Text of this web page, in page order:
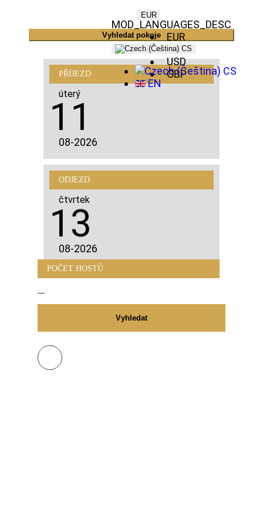
EUR
EUR
CZK
USD
GBP
MOD_LANGUAGES_DESC
CS
CS
EN
Vyhledat pokoje
PŘÍJEZD
úterý
11
08-2026
ODJEZD
čtvrtek
13
08-2026
POČET HOSTŮ
Vyhledat